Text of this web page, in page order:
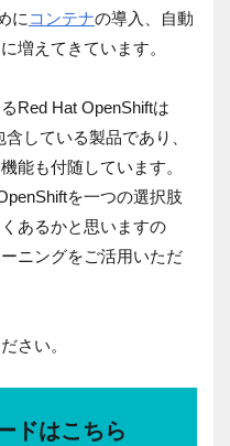
に コンテナの導入、自動
増えてきています。
Red Hat OpenShiftは
している製品であり、
能も付随しています。
を一つの選択肢
あるかと思いますの
ニングをご活用いただ
さい。
ドはこちら